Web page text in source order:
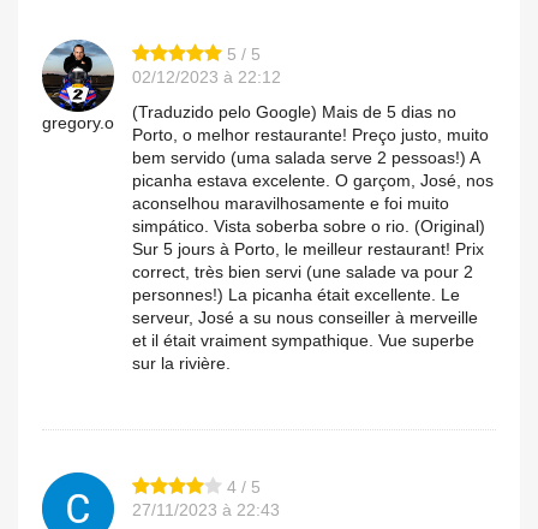
gregory.o
5 / 5
02/12/2023 à 22:12
(Traduzido pelo Google) Mais de 5 dias no
Porto, o melhor restaurante! Preço justo, muito
bem servido (uma salada serve 2 pessoas!) A
picanha estava excelente. O garçom, José, nos
aconselhou maravilhosamente e foi muito
simpático. Vista soberba sobre o rio. (Original)
Sur 5 jours à Porto, le meilleur restaurant! Prix
correct, très bien servi (une salade va pour 2
personnes!) La picanha était excellente. Le
serveur, José a su nous conseiller à merveille
et il était vraiment sympathique. Vue superbe
sur la rivière.
4 / 5
27/11/2023 à 22:43